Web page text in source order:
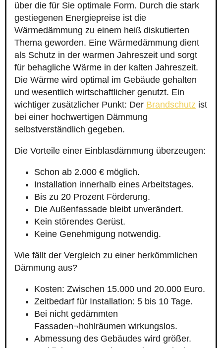
über die für Sie optimale Form. Durch die stark
gestiegenen Energiepreise ist die
Wärmedämmung zu einem heiß diskutierten
Thema geworden. Eine Wärmedämmung dient
als Schutz in der warmen Jahreszeit und sorgt
für behagliche Wärme in der kalten Jahreszeit.
Die Wärme wird optimal im Gebäude gehalten
und wesentlich wirtschaftlicher genutzt. Ein
wichtiger zusätzlicher Punkt: Der Brandschutz ist
bei einer hochwertigen Dämmung
selbstverständlich gegeben.
Die Vorteile einer Einblasdämmung überzeugen:
Schon ab 2.000 € möglich.
Installation innerhalb eines Arbeitstages.
Bis zu 20 Prozent Förderung.
Die Außenfassade bleibt unverändert.
Kein störendes Gerüst.
Keine Genehmigung notwendig.
Wie fällt der Vergleich zu einer herkömmlichen
Dämmung aus?
Kosten: Zwischen 15.000 und 20.000 Euro.
Zeitbedarf für Installation: 5 bis 10 Tage.
Bei nicht gedämmten
Fassaden¬hohlräumen wirkungslos.
Abmessung des Gebäudes wird größer.